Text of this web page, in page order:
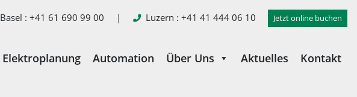
Basel : +41 61 690 99 00 | Luzern : +41 41 444 06 10 Jetzt online buchen
Elektroplanung Automation Über Uns Aktuelles Kontakt